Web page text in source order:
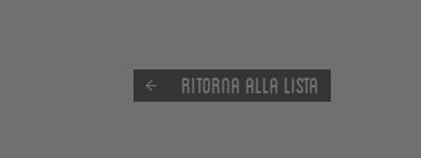
Ritorna alla lista